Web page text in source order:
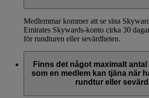
Medlemmar kommer att se sina
Emirates Skywards-konto cirka 30
för rundturen eller sevärdheten.
Finns det något maximalt
som en medlem kan tjäna när
rundtur eller